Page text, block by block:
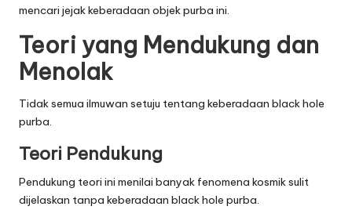
mencari jejak keberadaan objek purba ini.
Teori yang Mendukung dan
Menolak
Tidak semua ilmuwan setuju tentang keberadaan black hole
purba.
Teori Pendukung
Pendukung teori ini menilai banyak fenomena kosmik sulit
dijelaskan tanpa keberadaan black hole purba.